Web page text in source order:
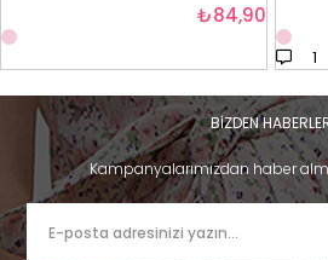
₺84,90
1
BİZDEN
Kampanyalarımızdan haber